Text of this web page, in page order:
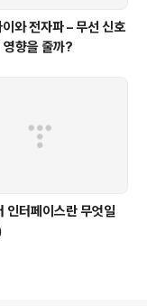
와 전자파 – 무선 신호
영향을 줄까?
인터페이스란 무엇일